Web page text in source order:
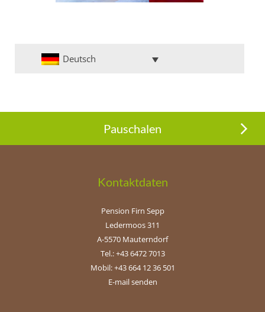
Deutsch
Pauschalen
Kontaktdaten
Pension Firn Sepp
Ledermoos 311
A-5570 Mauterndorf
Tel.: +43 6472 7013
Mobil: +43 664 12 36 501
E-mail senden